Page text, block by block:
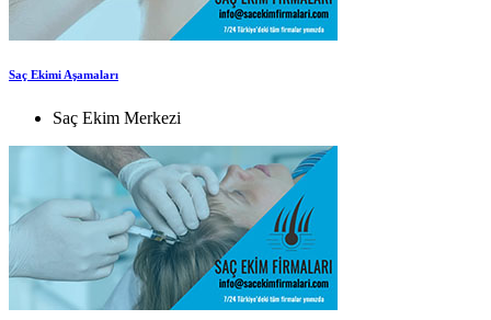
Saç Ekimi Aşamaları
Saç Ekim Merkezi